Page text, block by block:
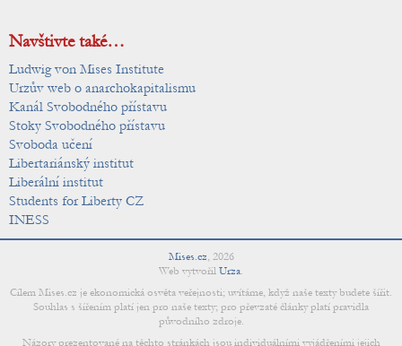
Navštivte také…
Ludwig von Mises Institute
Urzův web o anarchokapitalismu
Kanál Svobodného přístavu
Stoky Svobodného přístavu
Svoboda učení
Libertariánský institut
Liberální institut
Students for Liberty CZ
INESS
Mises.cz, 2026
Web vytvořil Urza.
Cílem Mises.cz je ekonomická osvěta veřejnosti; uvítáme, když naše texty budete šířit.
Souhlas s šířením platí jen pro naše texty; pro převzaté články platí pravidla
původního zdroje.
Názory prezentované na těchto stránkách jsou individuálními vyjádřeními jejich